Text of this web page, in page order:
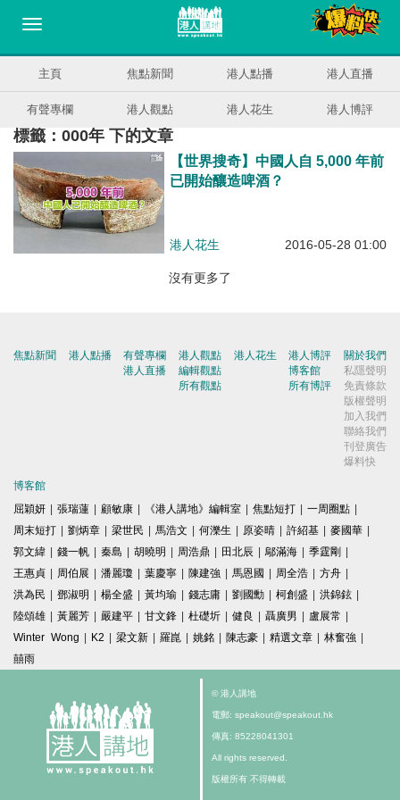
主頁 焦點新聞 港人點播 港人直播
有聲專欄 港人觀點 港人花生 港人博評
標籤：000年 下的文章
【世界搜奇】中國人自 5,000 年前
已開始釀造啤酒？
港人花生 2016-05-28 01:00
沒有更多了
焦點新聞 港人點播
有聲專欄
港人直播
港人觀點
編輯觀點
所有觀點
港人花生
港人博評
博客館
所有博評
關於我們
私隱聲明
免責條款
版權聲明
加入我們
聯絡我們
刊登廣告
爆料快
博客館
屈穎妍 | 張瑞蓮 | 顧敏康 | 《港人講地》編輯室 | 焦點短打 | 一周圈點 |
周末短打 | 劉炳章 | 梁世民 | 馬浩文 | 何濼生 | 原姿晴 | 許紹基 | 麥國華 |
郭文緯 | 錢一帆 | 秦島 | 胡曉明 | 周浩鼎 | 田北辰 | 鄔滿海 | 季霆剛 |
王惠貞 | 周伯展 | 潘麗瓊 | 葉慶寧 | 陳建強 | 馬恩國 | 周全浩 | 方舟 |
洪為民 | 鄧淑明 | 楊全盛 | 黃均瑜 | 錢志庸 | 劉國勳 | 柯創盛 | 洪錦鉉 |
陸頌雄 | 黃麗芳 | 嚴建平 | 甘文鋒 | 杜礎圻 | 健良 | 聶廣男 | 盧展常 |
Winter Wong | K2 | 梁文新 | 羅崑 | 姚銘 | 陳志豪 | 精選文章 | 林奮強 |
囍雨
© 港人講地
電郵: speakout@speakout.hk
傳真: 85228041301
All rights reserved.
版權所有 不得轉載